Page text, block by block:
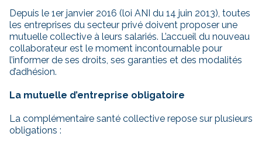
Depuis le 1er janvier 2016 (loi ANI du 14 juin 2013), toutes
les entreprises du secteur privé doivent proposer une
mutuelle collective à leurs salariés. L’accueil du nouveau
collaborateur est le moment incontournable pour
l’informer de ses droits, ses garanties et des modalités
d’adhésion.
La mutuelle d’entreprise obligatoire
La complémentaire santé collective repose sur plusieurs
obligations :